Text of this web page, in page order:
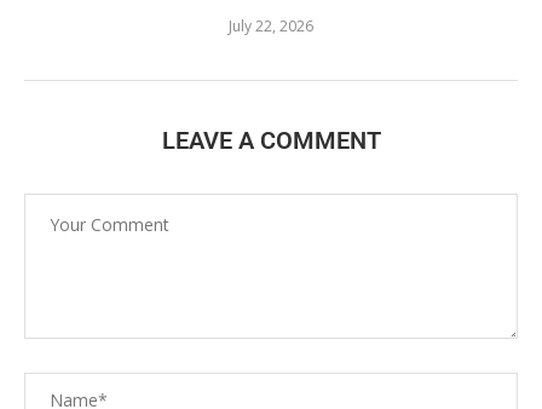
July 22, 2026
LEAVE A COMMENT